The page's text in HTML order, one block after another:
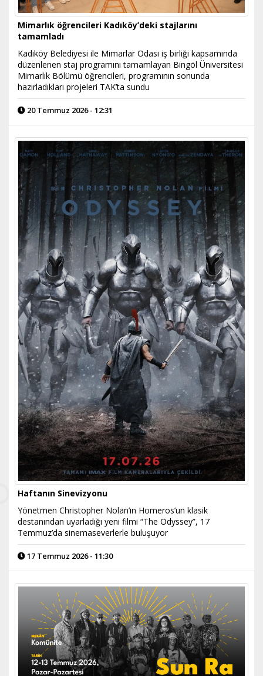
Mimarlık öğrencileri Kadıköy’deki stajlarını
tamamladı
Kadıköy Belediyesi ile Mimarlar Odası iş birliği kapsamında
düzenlenen staj programını tamamlayan Bingöl Üniversitesi
Mimarlık Bölümü öğrencileri, programının sonunda
hazırladıkları projeleri TAK’ta sundu
20 Temmuz 2026 - 12:31
Haftanın Sinevizyonu
Yönetmen Christopher Nolan’ın Homeros’un klasik
destanından uyarladığı yeni filmi “The Odyssey”, 17
Temmuz’da sinemaseverlerle buluşuyor
17 Temmuz 2026 - 11:30